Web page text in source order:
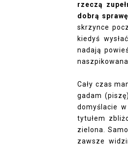
rzeczą
dobrą
skrzynce
kiedyś
nadają
Cały czas
gadam
domyślacie
tytułem
zielona.
zawsze